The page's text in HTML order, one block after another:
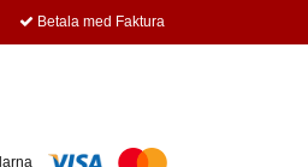
Betala med Faktura